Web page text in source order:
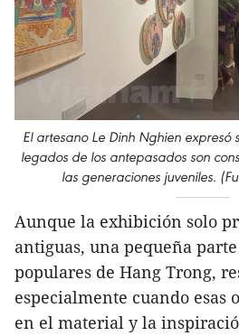
El artesano Le Dinh Nghien expresó
legados de los antepasados son
las generaciones juveniles.
Aunque la exhibición solo
antiguas, una pequeña
populares de Hang Trong,
especialmente cuando esas
en el material y la